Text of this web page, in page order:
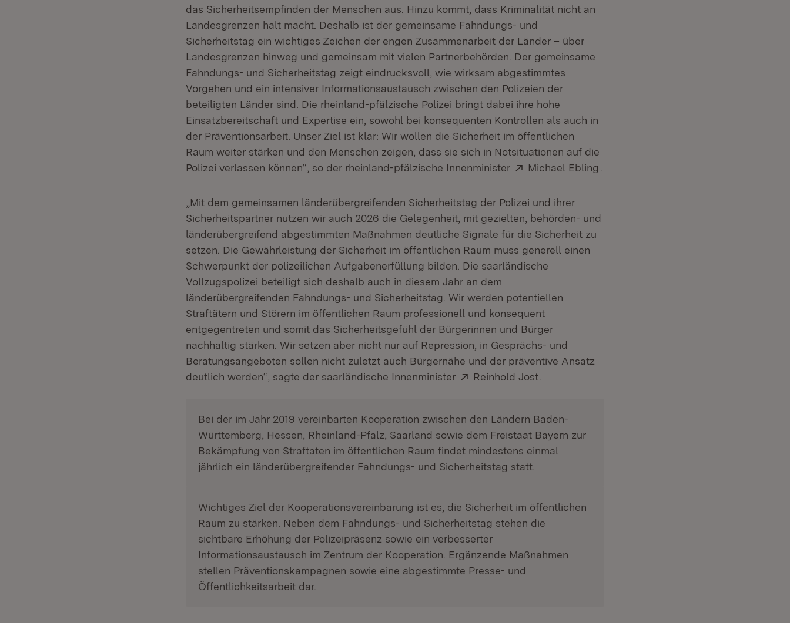
das Sicherheitsempfinden der Menschen aus. Hinzu kommt, dass Kriminalität nicht an
Landesgrenzen halt macht. Deshalb ist der gemeinsame Fahndungs- und
Sicherheitstag ein wichtiges Zeichen der engen Zusammenarbeit der Länder – über
Landesgrenzen hinweg und gemeinsam mit vielen Partnerbehörden. Der gemeinsame
Fahndungs- und Sicherheitstag zeigt eindrucksvoll, wie wirksam abgestimmtes
Vorgehen und ein intensiver Informationsaustausch zwischen den Polizeien der
beteiligten Länder sind. Die rheinland-pfälzische Polizei bringt dabei ihre hohe
Einsatzbereitschaft und Expertise ein, sowohl bei konsequenten Kontrollen als auch in
der Präventionsarbeit. Unser Ziel ist klar: Wir wollen die Sicherheit im öffentlichen
Raum weiter stärken und den Menschen zeigen, dass sie sich in Notsituationen auf die
Polizei verlassen können“, so der rheinland-pfälzische Innenminister
Extern:
Michael Ebling
„Mit dem gemeinsamen länderübergreifenden Sicherheitstag der Polizei und ihrer
Sicherheitspartner nutzen wir auch 2026 die Gelegenheit, mit gezielten, behörden- und
länderübergreifend abgestimmten Maßnahmen deutliche Signale für die Sicherheit zu
setzen. Die Gewährleistung der Sicherheit im öffentlichen Raum muss generell einen
Schwerpunkt der polizeilichen Aufgabenerfüllung bilden. Die saarländische
Vollzugspolizei beteiligt sich deshalb auch in diesem Jahr an dem
länderübergreifenden Fahndungs- und Sicherheitstag. Wir werden potentiellen
Straftätern und Störern im öffentlichen Raum professionell und konsequent
entgegentreten und somit das Sicherheitsgefühl der Bürgerinnen und Bürger
nachhaltig stärken. Wir setzen aber nicht nur auf Repression, in Gesprächs- und
Beratungsangeboten sollen nicht zuletzt auch Bürgernähe und der präventive Ansatz
deutlich werden“, sagte der saarländische Innenminister
Extern:
Reinhold Jost
Bei der im Jahr 2019 vereinbarten Kooperation zwischen den Ländern Baden-
Württemberg, Hessen, Rheinland-Pfalz, Saarland sowie dem Freistaat Bayern zur
Bekämpfung von Straftaten im öffentlichen Raum findet mindestens einmal
jährlich ein länderübergreifender Fahndungs- und Sicherheitstag statt.
Wichtiges Ziel der Kooperationsvereinbarung ist es, die Sicherheit im öffentlichen
Raum zu stärken. Neben dem Fahndungs- und Sicherheitstag stehen die
sichtbare Erhöhung der Polizeipräsenz sowie ein verbesserter
Informationsaustausch im Zentrum der Kooperation. Ergänzende Maßnahmen
stellen Präventionskampagnen sowie eine abgestimmte Presse- und
Öffentlichkeitsarbeit dar.